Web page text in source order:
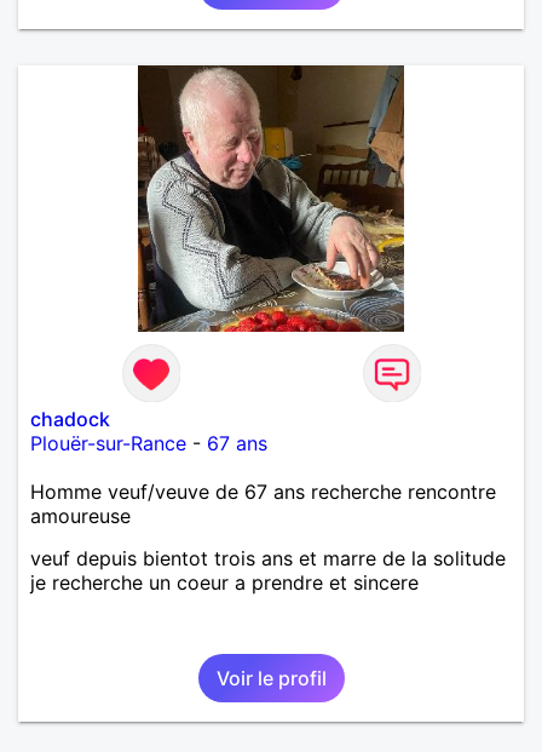
chadock
Plouër-sur-Rance - 67 ans
Homme veuf/veuve de 67 ans recherche rencontre
amoureuse
veuf depuis bientot trois ans et marre de la solitude
je recherche un coeur a prendre et sincere
Voir le profil